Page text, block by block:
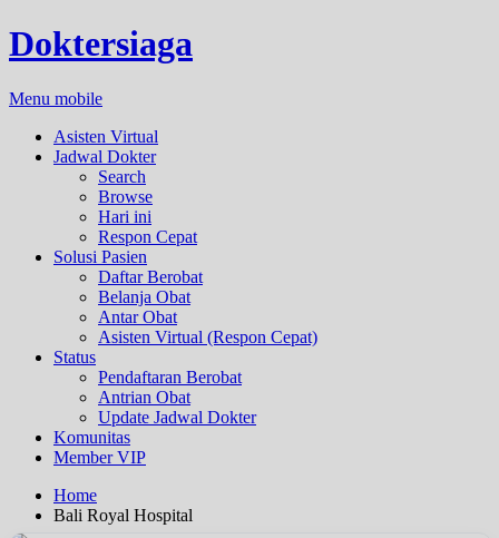
Doktersiaga
Menu mobile
Asisten Virtual
Jadwal Dokter
Search
Browse
Hari ini
Respon Cepat
Solusi Pasien
Daftar Berobat
Belanja Obat
Antar Obat
Asisten Virtual (Respon Cepat)
Status
Pendaftaran Berobat
Antrian Obat
Update Jadwal Dokter
Komunitas
Member VIP
Home
Bali Royal Hospital